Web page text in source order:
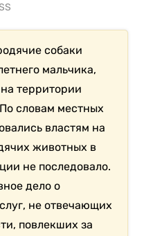
собаки
мальчика,
территории
словам местных
властям на
животных в
не последовало.
дело о
не отвечающих
повлекших за